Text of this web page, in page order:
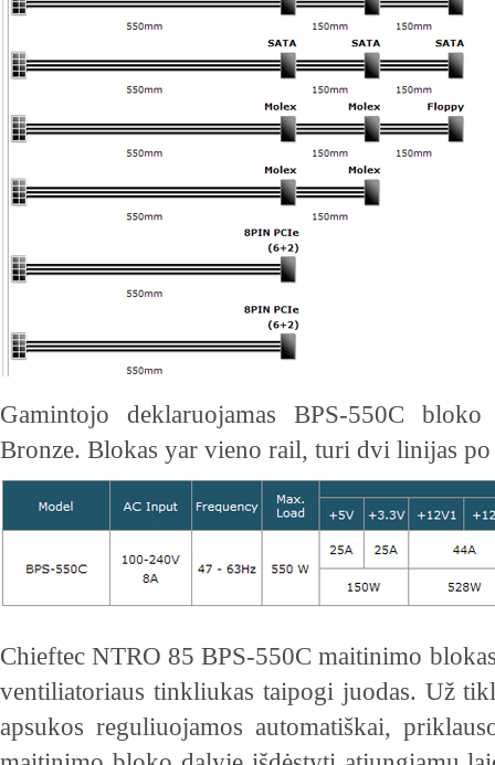
Gamintojo deklaruojamas BPS-550C
Bronze. Blokas yar vieno rail, turi dvi linijas
Chieftec NTRO 85 BPS-550C maitinimo
ventiliatoriaus tinkliukas taipogi juodas. Už
apsukos reguliuojamos automatiškai,